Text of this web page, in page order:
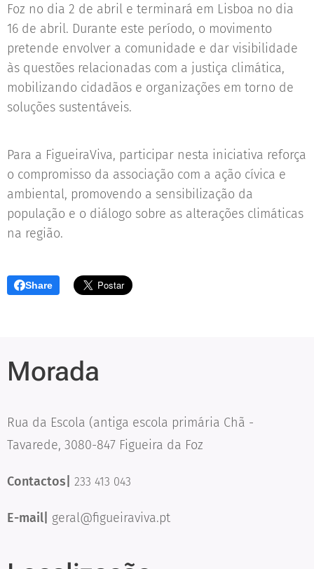
Foz no dia 2 de abril e terminará em Lisboa no dia
16 de abril. Durante este período, o movimento
pretende envolver a comunidade e dar visibilidade
às questões relacionadas com a justiça climática,
mobilizando cidadãos e organizações em torno de
soluções sustentáveis.
Para a FigueiraViva, participar nesta iniciativa reforça
o compromisso da associação com a ação cívica e
ambiental, promovendo a sensibilização da
população e o diálogo sobre as alterações climáticas
na região.
Share
Morada
Rua da Escola (antiga escola primária Chã -
Tavarede, 3080-847 Figueira da Foz
Contactos| 233 413 043
E-mail| geral@figueiraviva.pt